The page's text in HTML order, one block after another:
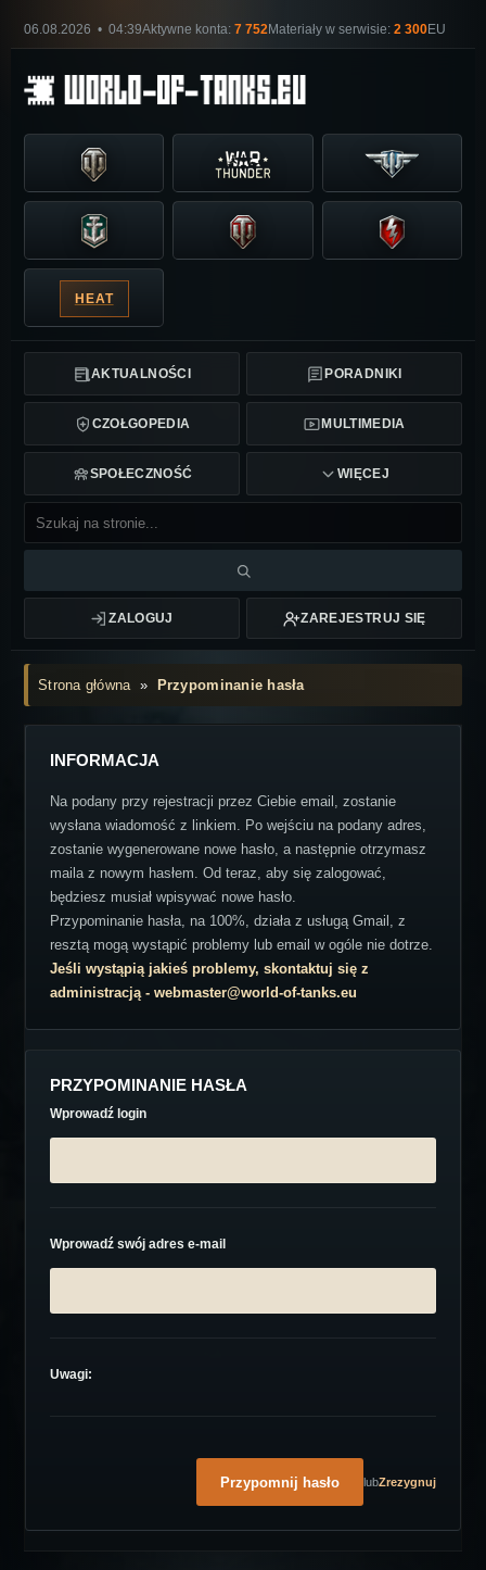
06.08.2026 • 04:39Aktywne konta: 7 752Materiały w serwisie: 2 300EU
HEAT
AKTUALNOŚCI PORADNIKI
CZOŁGOPEDIA MULTIMEDIA
SPOŁECZNOŚĆ WIĘCEJ
ZALOGUJ ZAREJESTRUJ SIĘ
Strona główna» Przypominanie hasła
INFORMACJA
Na podany przy rejestracji przez Ciebie email, zostanie
wysłana wiadomość z linkiem. Po wejściu na podany adres,
zostanie wygenerowane nowe hasło, a następnie otrzymasz
maila z nowym hasłem. Od teraz, aby się zalogować,
będziesz musiał wpisywać nowe hasło.
Przypominanie hasła, na 100%, działa z usługą Gmail, z
resztą mogą wystąpić problemy lub email w ogóle nie dotrze.
Jeśli wystąpią jakieś problemy, skontaktuj się z
administracją - webmaster@world-of-tanks.eu
PRZYPOMINANIE HASŁA
Wprowadź login
Wprowadź swój adres e-mail
Uwagi:
lubZrezygnuj